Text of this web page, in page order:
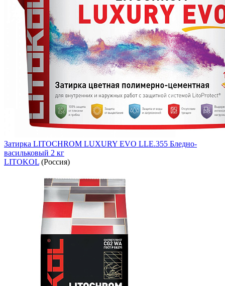
Затирка LITOCHROM LUXURY EVO LLE.355 Бледно-
васильковый 2 кг
LITOKOL (Россия)